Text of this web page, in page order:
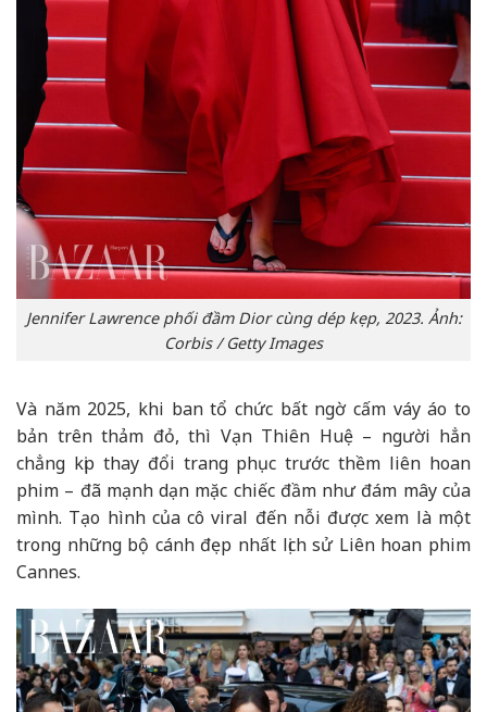
Jennifer Lawrence phối đầm Dior cùng dép kẹp, 2023. Ảnh:
Corbis / Getty Images
Và năm 2025, khi ban tổ chức bất ngờ cấm váy áo to
bản trên thảm đỏ, thì Vạn Thiên Huệ – người hẳn
chẳng kịp thay đổi trang phục trước thềm liên hoan
phim – đã mạnh dạn mặc chiếc đầm như đám mây của
mình. Tạo hình của cô viral đến nỗi được xem là một
trong những bộ cánh đẹp nhất lịch sử Liên hoan phim
Cannes.